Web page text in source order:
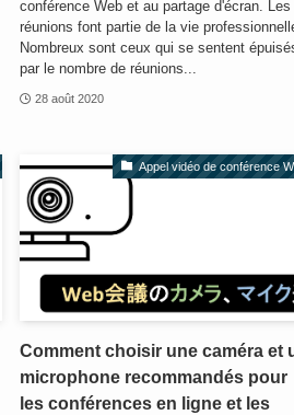
conférence Web et au partage d'écran. Les
réunions font partie de la vie
Nombreux sont ceux qui se sentent
par le nombre de réunions...
28 août 2020
Appel vidéo de conférence
Comment choisir une caméra et
microphone recommandés pour
les conférences en ligne et les